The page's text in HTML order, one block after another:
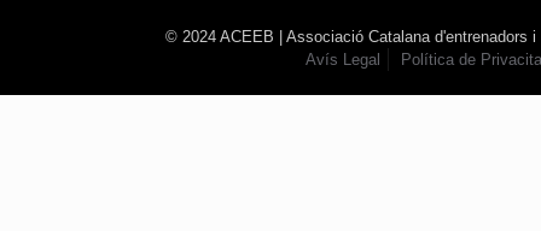
© 2024 ACEEB | Associació Catalana d'entrenadors
Avís Legal
Política de